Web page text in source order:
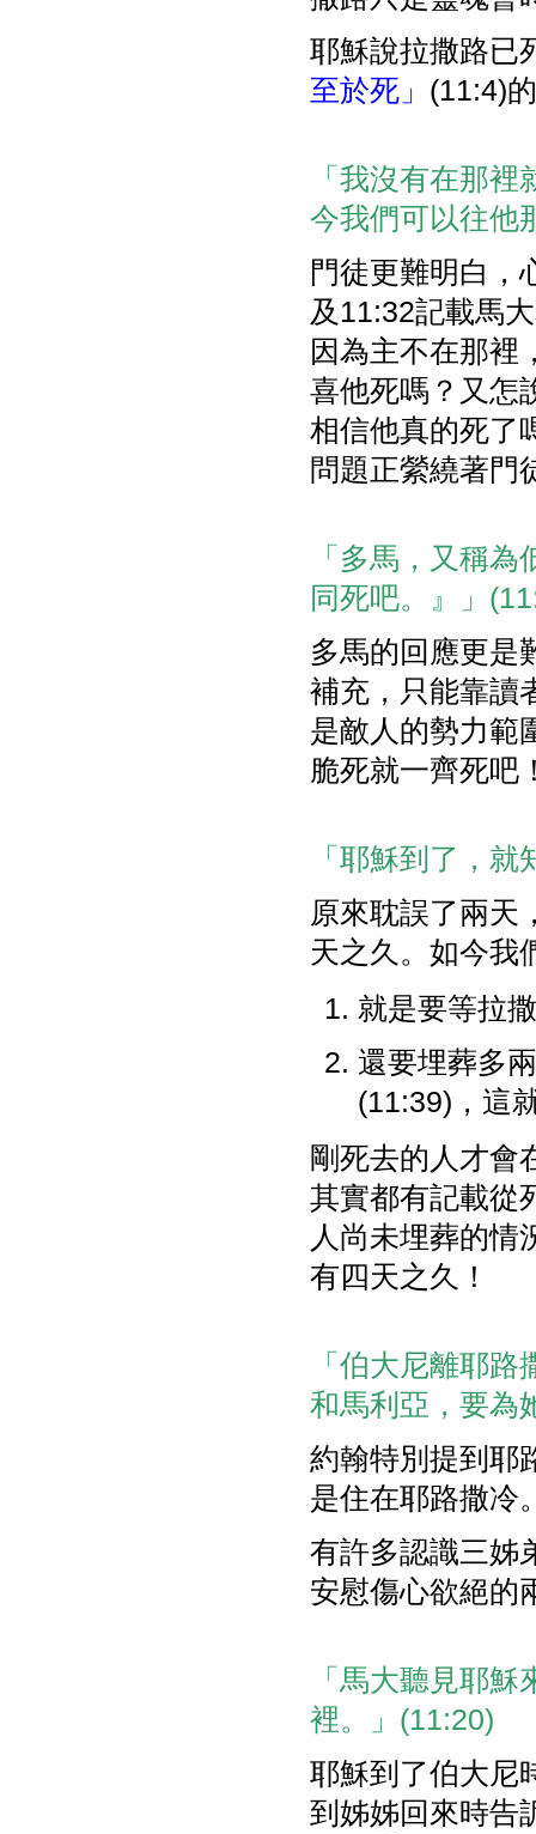
耶穌說拉撒路已
至於死」 (11:4)
「我沒有在那
今我們可以往他
門徒更難明白，
及11:32記載馬
因為主不在那裡
喜他死嗎？又怎
相信他真的死了
問題正縈繞著門
「多馬，又稱
同死吧。』」
多馬的回應更是
補充，只能靠讀
是敵人的勢力範
脆死就一齊死吧
「耶穌到了，
原來耽誤了兩天
天之久。如今我
就是要等拉
還要埋葬多
(11:39)，這
剛死去的人才會
其實都有記載從
人尚未埋葬的情
有四天之久！
「伯大尼離耶
和馬利亞，要為
約翰特別提到耶
是住在耶路撒冷
有許多認識三姊
安慰傷心欲絕的
「馬大聽見耶
裡。」(11:20)
耶穌到了伯大尼
到姊姊回來時告